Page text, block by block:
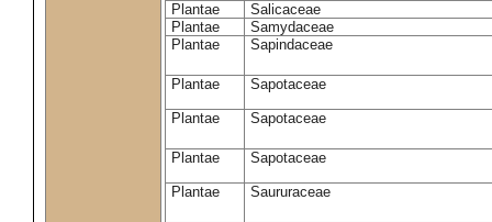
Plantae
Salicaceae
Plantae
Samydaceae
Plantae
Sapindaceae
Plantae Sapotaceae
Plantae Sapotaceae
Plantae Sapotaceae
Plantae Saururaceae